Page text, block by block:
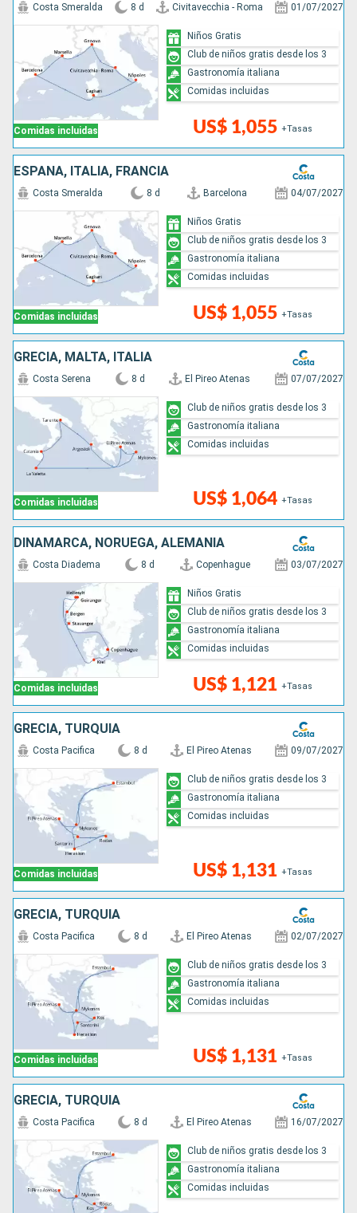
Comidas incluidas
Costa Smeralda 8 d Civitavecchia - Roma 01/07/2027
US$ 1,055 +Tasas
Niños Gratis
Club de niños gratis desde los 3
Gastronomía italiana
Comidas incluidas
ESPAÑA, ITALIA, FRANCIA
Comidas incluidas
Costa Smeralda 8 d Barcelona 04/07/2027
US$ 1,055 +Tasas
Niños Gratis
Club de niños gratis desde los 3
Gastronomía italiana
Comidas incluidas
GRECIA, MALTA, ITALIA
Comidas incluidas
Costa Serena 8 d El Pireo Atenas 07/07/2027
US$ 1,064 +Tasas
Club de niños gratis desde los 3
Gastronomía italiana
Comidas incluidas
DINAMARCA, NORUEGA, ALEMANIA
Comidas incluidas
Costa Diadema 8 d Copenhague 03/07/2027
US$ 1,121 +Tasas
Niños Gratis
Club de niños gratis desde los 3
Gastronomía italiana
Comidas incluidas
GRECIA, TURQUÍA
Comidas incluidas
Costa Pacifica 8 d El Pireo Atenas 09/07/2027
US$ 1,131 +Tasas
Club de niños gratis desde los 3
Gastronomía italiana
Comidas incluidas
GRECIA, TURQUÍA
Comidas incluidas
Costa Pacifica 8 d El Pireo Atenas 02/07/2027
US$ 1,131 +Tasas
Club de niños gratis desde los 3
Gastronomía italiana
Comidas incluidas
GRECIA, TURQUÍA
Costa Pacifica 8 d El Pireo Atenas 16/07/2027
Club de niños gratis desde los 3
Gastronomía italiana
Comidas incluidas